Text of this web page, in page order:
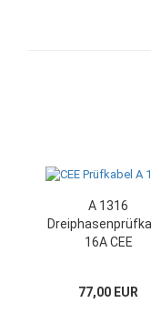
A 1316
16A CEE
77,00 EUR